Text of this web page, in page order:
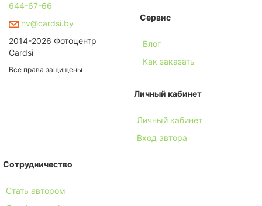
644-67-66
nv@cardsi.by
2014-2026 Фотоцентр
Cardsi
Все права защищены
Сервис
Блог
Как заказать
Личный кабинет
Личный кабинет
Вход автора
Сотрудничество
Стать автором